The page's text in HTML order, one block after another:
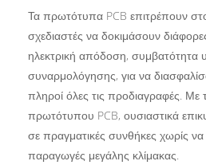
Τα πρωτότυπα PCB επιτρέπουν
σχεδιαστές να δοκιμάσουν
ηλεκτρική απόδοση, συμβατότητα
συναρμολόγησης, για να
πληροί όλες τις προδιαγραφές. Με
πρωτότυπου PCB, ουσιαστικά
σε πραγματικές συνθήκες χωρίς να
παραγωγές μεγάλης κλίμακας.